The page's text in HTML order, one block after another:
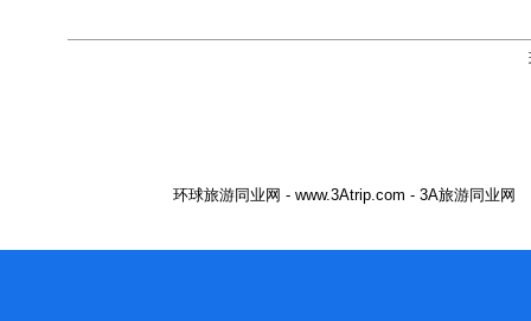
环球旅游同业网 - www.3Atrip.com - 3A旅游同